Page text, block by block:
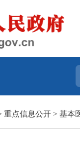
重点信息公开 > 基本